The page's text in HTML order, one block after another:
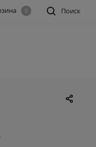
Поиск
0